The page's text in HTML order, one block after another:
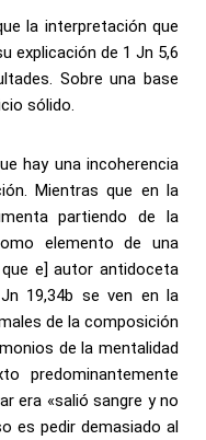
la interpretación que
explicación de 1 Jn 5,6
Sobre una base
sólido.
hay una incoherencia
Mientras que en la
partiendo de la
elemento de una
e] autor antidoceta
19,34b se ven en la
de la composición
de la mentalidad
predominantemente
era «salió sangre y no
es pedir demasiado al